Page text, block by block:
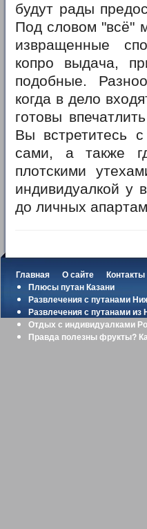
будут рады
Под словом "всё"
извращенные
копро выдача,
подобные.
когда в дело
готовы
Вы встретитесь
сами, а также
плотскими
индивидуалкой у
до личных
Главная О сайте Контакты
Плюсы путан Казани
Развлечения с путанами
Развлечения с путанами из
Отдых с индивидуалками
Правда полезны фрукты?